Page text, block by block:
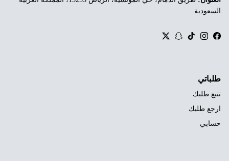
السعودية
Facebook
Instagram
TikTok
Snapchat
Twitter
طلباتي
تتبع طلبك
ارجع طلبك
حسابي